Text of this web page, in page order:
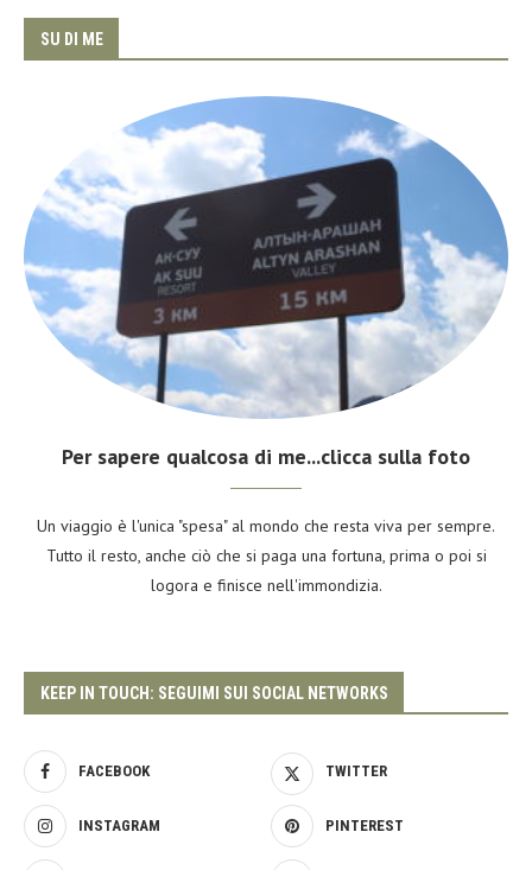
SU DI ME
Per sapere qualcosa di me...clicca sulla foto
Un viaggio è l'unica "spesa" al mondo che resta viva per sempre.
Tutto il resto, anche ciò che si paga una fortuna, prima o poi si
logora e finisce nell'immondizia.
KEEP IN TOUCH: SEGUIMI SUI SOCIAL NETWORKS
FACEBOOK TWITTER
INSTAGRAM PINTEREST